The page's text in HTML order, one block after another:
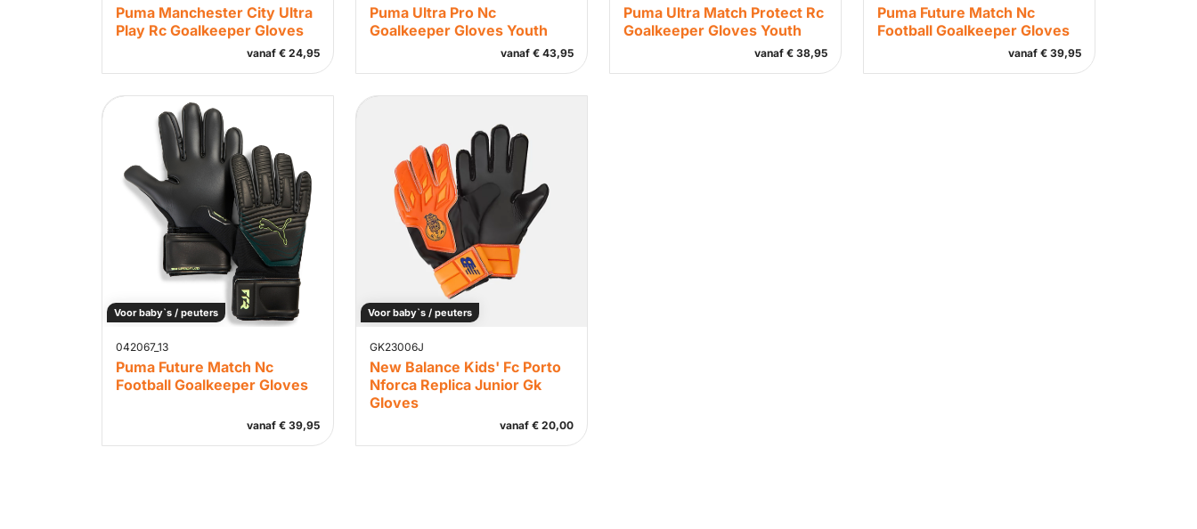
Puma Manchester City Ultra
Play Rc Goalkeeper Gloves
vanaf € 24,95
Puma Ultra Pro Nc
Goalkeeper Gloves Youth
vanaf € 43,95
Puma Ultra Match Protect Rc
Goalkeeper Gloves Youth
vanaf € 38,95
Puma Future Match Nc
Football Goalkeeper Gloves
vanaf € 39,95
Voor baby`s / peuters
042067_13
Puma Future Match Nc
Football Goalkeeper Gloves
vanaf € 39,95
Voor baby`s / peuters
GK23006J
New Balance Kids' Fc Porto
Nforca Replica Junior Gk
Gloves
vanaf € 20,00